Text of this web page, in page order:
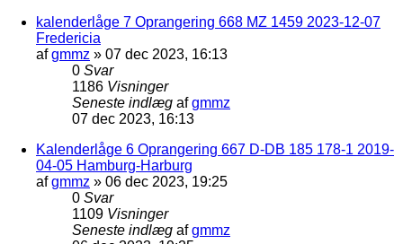
kalenderlåge 7 Oprangering 668 MZ 1459 2023-12-07
Fredericia
afgmmz » 07 dec 2023, 16:13
0 Svar
1186 Visninger
Seneste indlæg afgmmz
07 dec 2023, 16:13
Kalenderlåge 6 Oprangering 667 D-DB 185 178-1 2019-
04-05 Hamburg-Harburg
afgmmz » 06 dec 2023, 19:25
0 Svar
1109 Visninger
Seneste indlæg afgmmz